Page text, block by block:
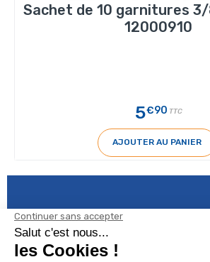
Sachet de 10 garnitures
12000910
5€90 TTC
AJOUTER AU PANIER